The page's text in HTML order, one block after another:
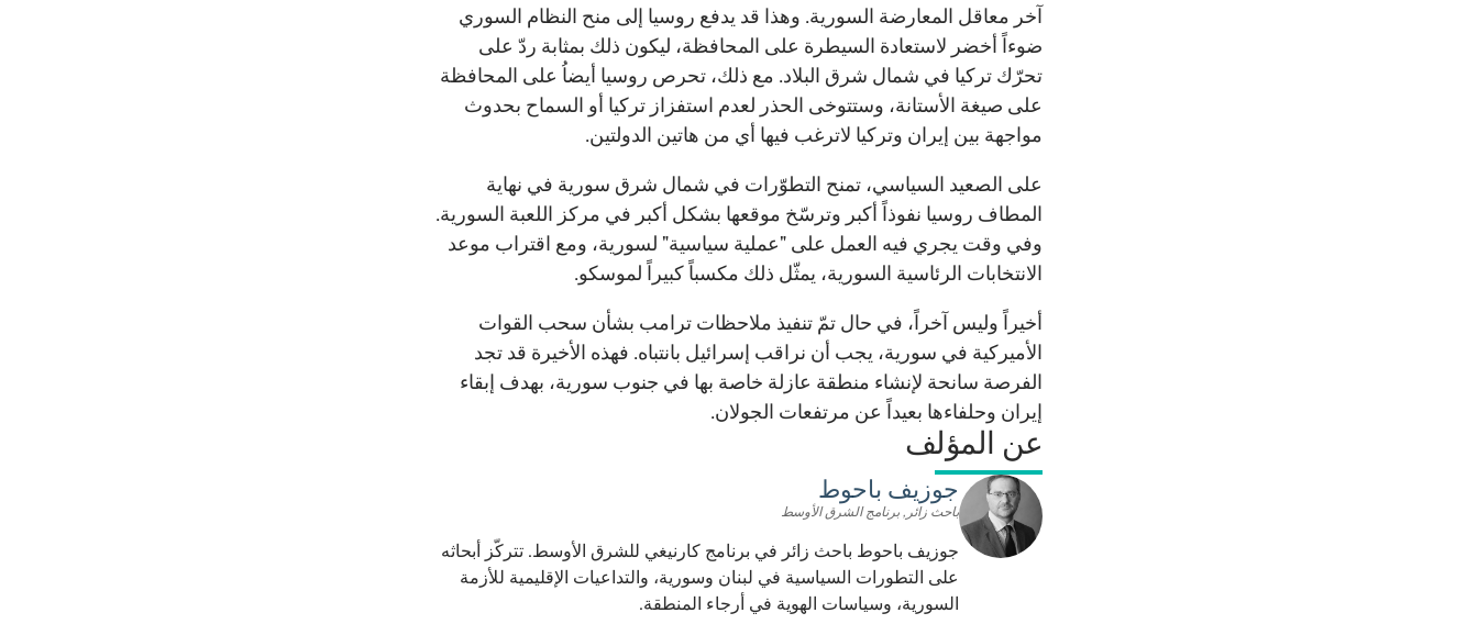
آخر معاقل المعارضة السورية. وهذا قد يدفع روسيا إلى منح النظام السوري
ضوءاً أخضر لاستعادة السيطرة على المحافظة، ليكون ذلك بمثابة ردّ على
تحرّك تركيا في شمال شرق البلاد. مع ذلك، تحرص روسيا أيضاُ على المحافظة
على صيغة الأستانة، وستتوخى الحذر لعدم استفزاز تركيا أو السماح بحدوث
مواجهة بين إيران وتركيا لاترغب فيها أي من هاتين الدولتين.
على الصعيد السياسي، تمنح التطوّرات في شمال شرق سورية في نهاية
المطاف روسيا نفوذاً أكبر وترسّخ موقعها بشكل أكبر في مركز اللعبة السورية.
وفي وقت يجري فيه العمل على "عملية سياسية" لسورية، ومع اقتراب موعد
الانتخابات الرئاسية السورية، يمثّل ذلك مكسباً كبيراً لموسكو.
أخيراً وليس آخراً، في حال تمّ تنفيذ ملاحظات ترامب بشأن سحب القوات
الأميركية في سورية، يجب أن نراقب إسرائيل بانتباه. فهذه الأخيرة قد تجد
الفرصة سانحة لإنشاء منطقة عازلة خاصة بها في جنوب سورية، بهدف إبقاء
إيران وحلفاءها بعيداً عن مرتفعات الجولان.
عن المؤلف
جوزيف باحوط
باحث زائر, برنامج الشرق الأوسط
جوزيف باحوط باحث زائر في برنامج كارنيغي للشرق الأوسط. تتركّز أبحاثه
على التطورات السياسية في لبنان وسورية، والتداعيات الإقليمية للأزمة
السورية، وسياسات الهوية في أرجاء المنطقة.